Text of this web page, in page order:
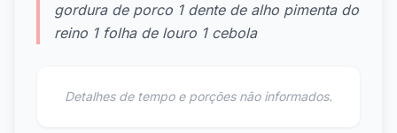
gordura de porco 1 dente de alho pimenta do
reino 1 folha de louro 1 cebola
Detalhes de tempo e porções não informados.